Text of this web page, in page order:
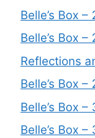
Belle’s Box –
Belle’s Box –
Reflections
Belle’s Box –
Belle’s Box –
Belle’s Box –